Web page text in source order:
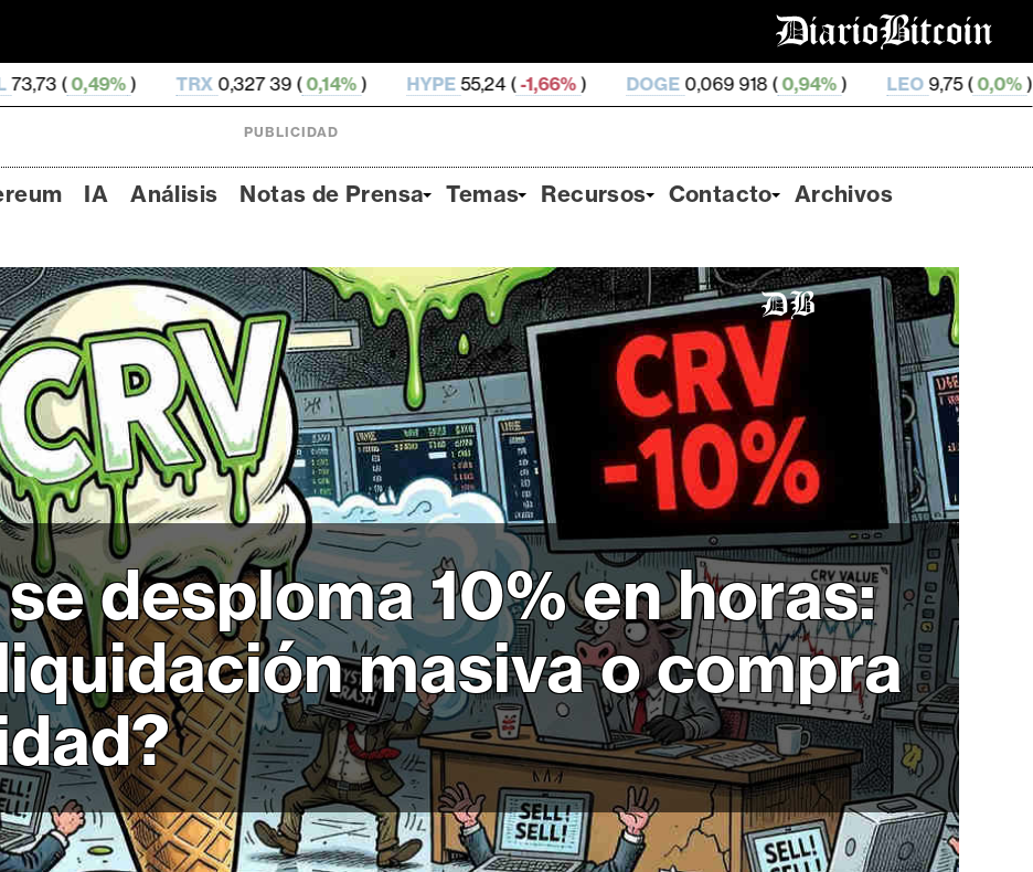
TRX0,327 39 ( 0,14% ) HYPE55,24 ( -1,66%) DOGE0,069 918 (0,94%) LEO9,75 (0,0% ) ZEC514,35 (
PUBLICIDAD
IA Análisis Notas de Prensa Temas Recursos Contacto Archivos
desploma 10% en horas:
masiva o compra